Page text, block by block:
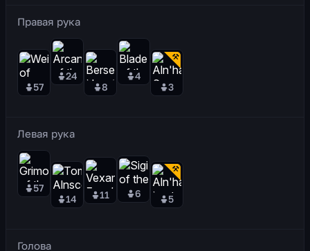
Правая рука
57
24
8
4
3
Левая рука
57
14
11 6 5
Голова